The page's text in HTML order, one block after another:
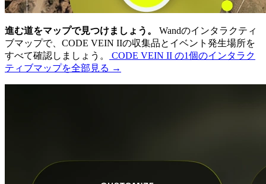
進む道をマップで見つけましょう。
Wandのインタラクティ
ブマップで、CODE VEIN IIの収集品とイベント発生場所を
すべて確認しましょう。
CODE VEIN II の1個のインタラク
ティブマップを全部見る →